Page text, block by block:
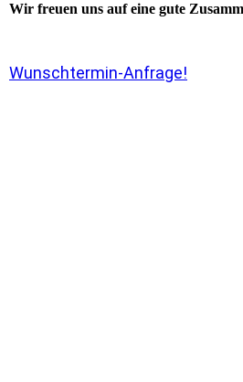
Wir freuen uns auf eine gute
Wunschtermin-Anfrage!